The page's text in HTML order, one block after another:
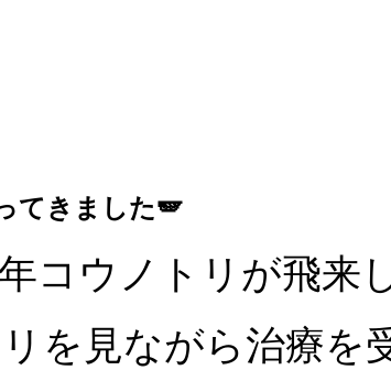
てきました🪽
コウノトリが飛来
を見ながら治療を